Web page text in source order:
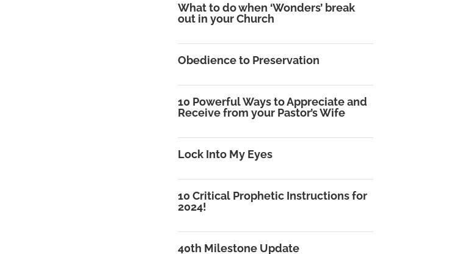
What to do when ‘Wonders’ break
out in your Church
Obedience to Preservation
10 Powerful Ways to Appreciate and
Receive from your Pastor’s Wife
Lock Into My Eyes
10 Critical Prophetic Instructions for
2024!
40th Milestone Update